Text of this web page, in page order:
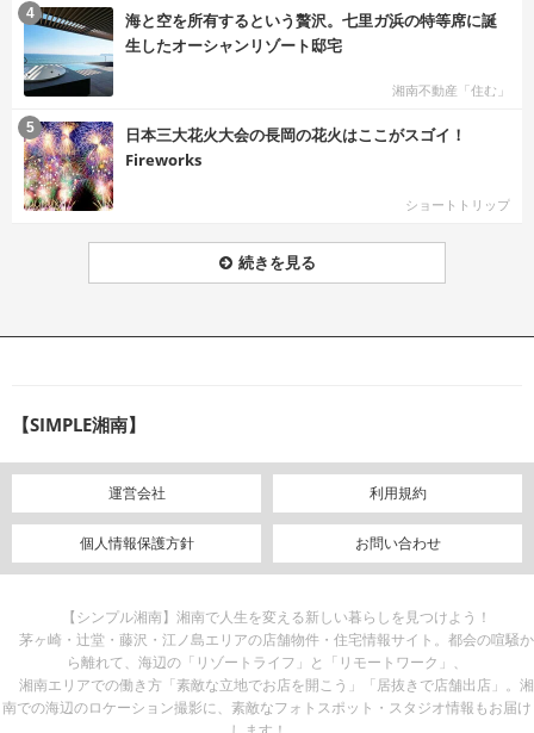
海と空を所有するという贅沢。七里ガ浜の特等席に誕
生したオーシャンリゾート邸宅
湘南不動産「住む」
4
日本三大花火大会の長岡の花火はここがスゴイ！
Fireworks
ショートトリップ
5
続きを見る
【SIMPLE湘南】
運営会社 利用規約
個人情報保護方針 お問い合わせ
【シンプル湘南】湘南で人生を変える新しい暮らしを見つけよう！
茅ヶ崎・辻堂・藤沢・江ノ島エリアの店舗物件・住宅情報サイト。都会の喧騒か
ら離れて、海辺の「リゾートライフ」と「リモートワーク」、
湘南エリアでの働き方「素敵な立地でお店を開こう」「居抜きで店舗出店」。湘
南での海辺のロケーション撮影に、素敵なフォトスポット・スタジオ情報もお届け